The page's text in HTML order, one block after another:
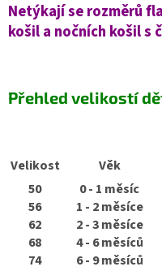
Netýkají se rozměrů
košil a nočních košil s
Přehled velikostí
Velikost Věk
50
0 - 1 měsíc
56
1 - 2 měsíce
62
2 - 3 měsíce
68
4 - 6 měsíců
74
6 - 9 měsíců